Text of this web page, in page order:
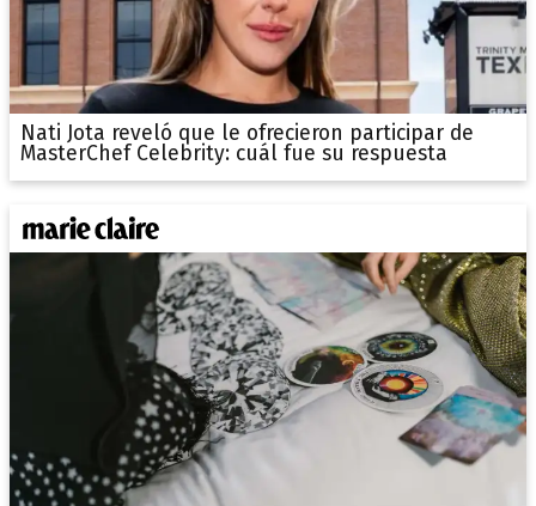
Nati Jota reveló que le ofrecieron participar de
MasterChef Celebrity: cuál fue su respuesta